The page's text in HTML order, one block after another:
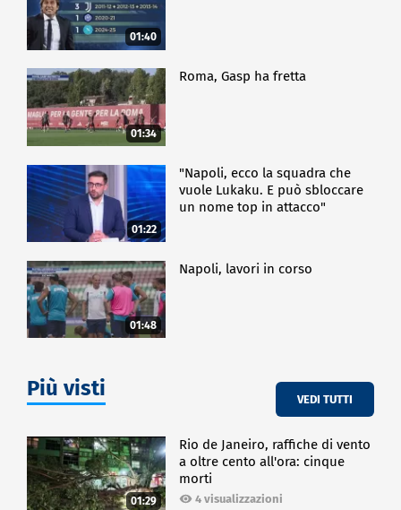
01:40
01:34
Roma, Gasp ha fretta
01:22
"Napoli, ecco la squadra che
vuole Lukaku. E può sbloccare
un nome top in attacco"
01:48
Napoli, lavori in corso
Più visti VEDI TUTTI
01:29
Rio de Janeiro, raffiche di vento
a oltre cento all'ora: cinque
morti
4 visualizzazioni